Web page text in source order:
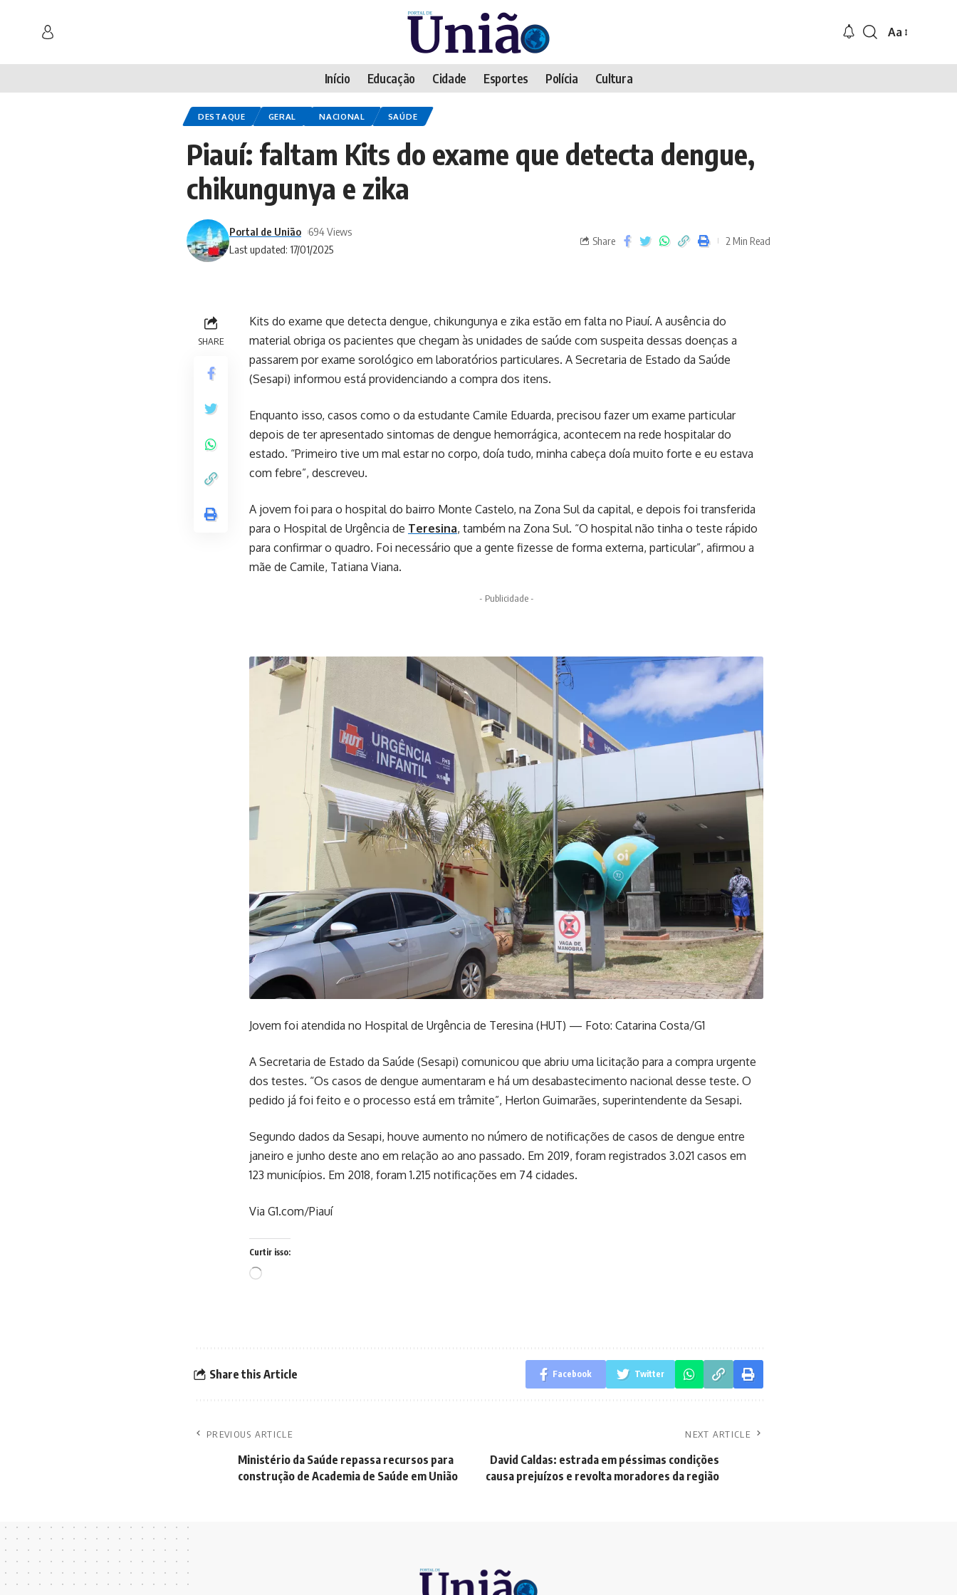
Aa
Início Educação Cidade Esportes Polícia Cultura
DESTAQUE GERAL NACIONAL SAÚDE
Piauí: faltam Kits do exame que detecta dengue,
chikungunya e zika
Last updated: 17/01/2025
Portal de União 694 Views
Share 2 Min Read
SHARE
Kits do exame que detecta dengue, chikungunya e zika estão em falta no Piauí. A ausência do
material obriga os pacientes que chegam às unidades de saúde com suspeita dessas doenças a
passarem por exame sorológico em laboratórios particulares. A Secretaria de Estado da Saúde
(Sesapi) informou está providenciando a compra dos itens.
Enquanto isso, casos como o da estudante Camile Eduarda, precisou fazer um exame particular
depois de ter apresentado sintomas de dengue hemorrágica, acontecem na rede hospitalar do
estado. “Primeiro tive um mal estar no corpo, doía tudo, minha cabeça doía muito forte e eu estava
com febre”, descreveu.
A jovem foi para o hospital do bairro Monte Castelo, na Zona Sul da capital, e depois foi transferida
para o Hospital de Urgência de Teresina, também na Zona Sul. “O hospital não tinha o teste rápido
para confirmar o quadro. Foi necessário que a gente fizesse de forma externa, particular”, afirmou a
mãe de Camile, Tatiana Viana.
- Publicidade -
Jovem foi atendida no Hospital de Urgência de Teresina (HUT) — Foto: Catarina Costa/G1
A Secretaria de Estado da Saúde (Sesapi) comunicou que abriu uma licitação para a compra urgente
dos testes. “Os casos de dengue aumentaram e há um desabastecimento nacional desse teste. O
pedido já foi feito e o processo está em trâmite”, Herlon Guimarães, superintendente da Sesapi.
Segundo dados da Sesapi, houve aumento no número de notificações de casos de dengue entre
janeiro e junho deste ano em relação ao ano passado. Em 2019, foram registrados 3.021 casos em
123 municípios. Em 2018, foram 1.215 notificações em 74 cidades.
Via G1.com/Piauí
Curtir isso:
Carregando...
Share this Article Facebook Twitter
PREVIOUS ARTICLE
Ministério da Saúde repassa recursos para
construção de Academia de Saúde em União
NEXT ARTICLE
David Caldas: estrada em péssimas condições
causa prejuízos e revolta moradores da região